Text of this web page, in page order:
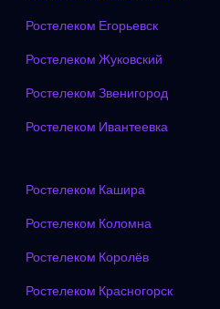
Ростелеком Егорьевск
Ростелеком Жуковский
Ростелеком Звенигород
Ростелеком Ивантеевка
Ростелеком Кашира
Ростелеком Коломна
Ростелеком Королёв
Ростелеком Красногорск